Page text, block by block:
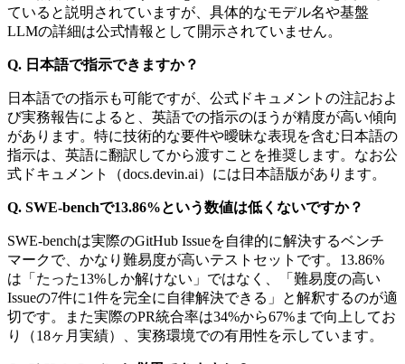
ていると説明されていますが、具体的なモデル名や基盤
LLMの詳細は公式情報として開示されていません。
Q. 日本語で指示できますか？
日本語での指示も可能ですが、公式ドキュメントの注記およ
び実務報告によると、英語での指示のほうが精度が高い傾向
があります。特に技術的な要件や曖昧な表現を含む日本語の
指示は、英語に翻訳してから渡すことを推奨します。なお公
式ドキュメント（docs.devin.ai）には日本語版があります。
Q. SWE-benchで13.86%という数値は低くないですか？
SWE-benchは実際のGitHub Issueを自律的に解決するベンチ
マークで、かなり難易度が高いテストセットです。13.86%
は「たった13%しか解けない」ではなく、「難易度の高い
Issueの7件に1件を完全に自律解決できる」と解釈するのが適
切です。また実際のPR統合率は34%から67%まで向上してお
り（18ヶ月実績）、実務環境での有用性を示しています。